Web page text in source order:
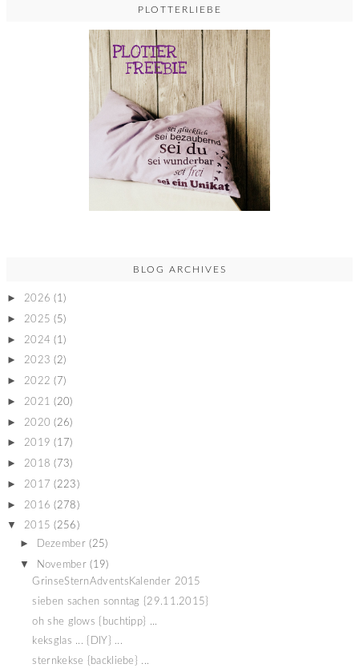
PLOTTERLIEBE
BLOG ARCHIVES
► 2026 (1)
► 2025 (5)
► 2024 (1)
► 2023 (2)
► 2022 (7)
► 2021 (20)
► 2020 (26)
► 2019 (17)
► 2018 (73)
► 2017 (223)
► 2016 (278)
▼ 2015 (256)
► Dezember (25)
▼ November (19)
GrinseSternAdventsKalender 2015
sieben sachen sonntag {29.11.2015}
oh she glows {buchtipp} ...
keksglas ... {DIY} ...
sternkekse {backliebe} ...